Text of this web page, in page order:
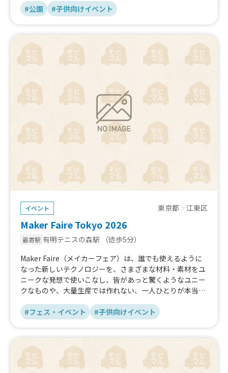
お菓子の販売、疲れた大人に整体コーナーも。
ぜひ遊びに来てください！
事前予約不要、参加費無料。動きやすい服装、汚れても良
い服装でお越し下さい。
#公園 #子供向けイベント
イベント 東京都 江東区
Maker Faire Tokyo 2026
最寄駅 有明テニスの森駅
（徒歩5分）
Maker Faire（メイカーフェア）は、誰でも使えるように
なった新しいテクノロジーを、さまざまな材料・素材をユ
ニークな発想で使いこなし、皆があっと驚くようなユニー
クなものや、大量生産では作れない、一人ひとりが本当に
表会です。
子どもから大人まで幅広い年齢層のモノづくりに興味があ
#フェス・イベント #子供向けイベント